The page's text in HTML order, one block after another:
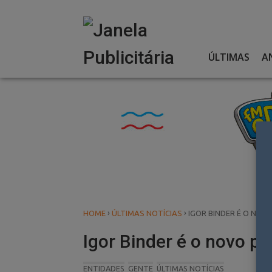
ÚLTIMAS
HOME › ÚLTIMAS NOTÍCIAS › IGOR BINDER É O
Igor Binder é o novo
ENTIDADES GENTE ÚLTIMAS NOTÍCIAS